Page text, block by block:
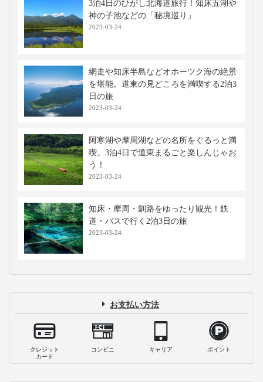
3泊4日のひがし北海道旅行！知床五湖や
神の子池などの「秘境巡り」
2023-03-24
網走や知床半島などオホーツク海の絶景
を堪能。道東の見どころを満喫する2泊3
日の旅
2023-03-24
阿寒湖や摩周湖などの名所をぐるっと満
喫。3泊4日で道東まるごと楽しんじゃお
う！
2023-03-24
知床・摩周・釧路をゆったり観光！鉄
道・バスで行く2泊3日の旅
2023-03-24
お支払い方法
クレジット
カード
コンビニ キャリア ポイント